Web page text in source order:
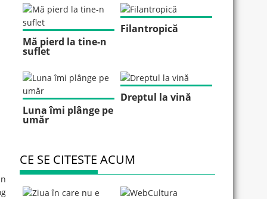
Mă pierd la tine-n
suflet
Filantropică
Luna îmi plânge pe
umăr
Dreptul la vină
CE SE CITESTE ACUM